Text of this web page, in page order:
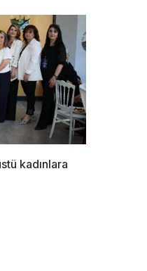
kadınlara